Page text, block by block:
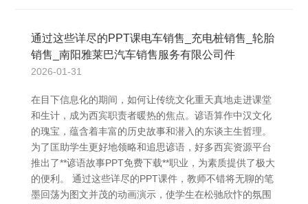
通过这些详尽的PPT课电车销售_充电桩销售_轮胎
销售_南阳雅莱巴汽车销售服务有限公司件
2026-01-31
在目下信息化的期间，如何让传统文化重天真地走进课堂
和生计，成为西宾职责者暖热的焦点。谚语算作中汉文化
的瑰宝，蕴含着丰富的历史故事和潜入的东谈主生哲理。
为了匡助学生更好地领略和追思谚语，好多西宾资源平台
推出了**谚语故事PPT免费下载**职业，为素质提供了极大
的便利。 通过这些详尽的PPT课件，教师不错将无聊的笔
墨回荡为图文并茂的动画演示，使学生在松驰欣忭的氛围